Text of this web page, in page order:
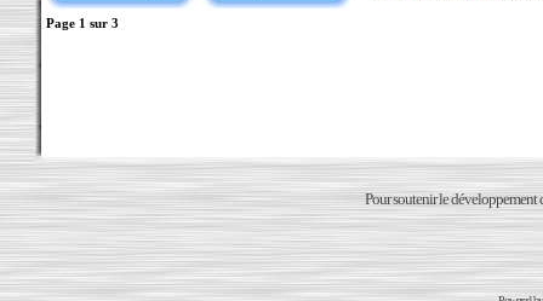
Page 1 sur 3
Pour soutenir le développement